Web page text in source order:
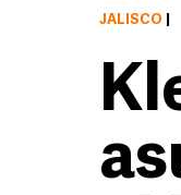
JALISCO